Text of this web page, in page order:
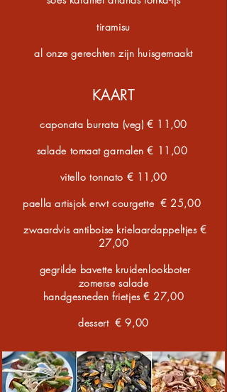
tiramisu
al onze gerechtenzijn huisgemaakt
KAART
caponata burrata (veg) € 11,00
salade tomaat garnalen € 11,00
vitello tonnato € 11,00
paella artisjok erwt courgette € 25,00
zwaardvis antiboise krielaardappeltjes €
27,00
gegrilde bavette kruidenlookboter
zomerse salade
handgesneden frietjes€ 27,00
dessert € 9,00